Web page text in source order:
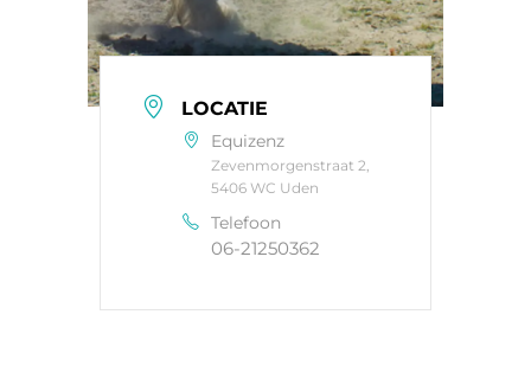
LOCATIE
Equizenz
Zevenmorgenstraat 2,
5406 WC Uden
Telefoon
06-21250362